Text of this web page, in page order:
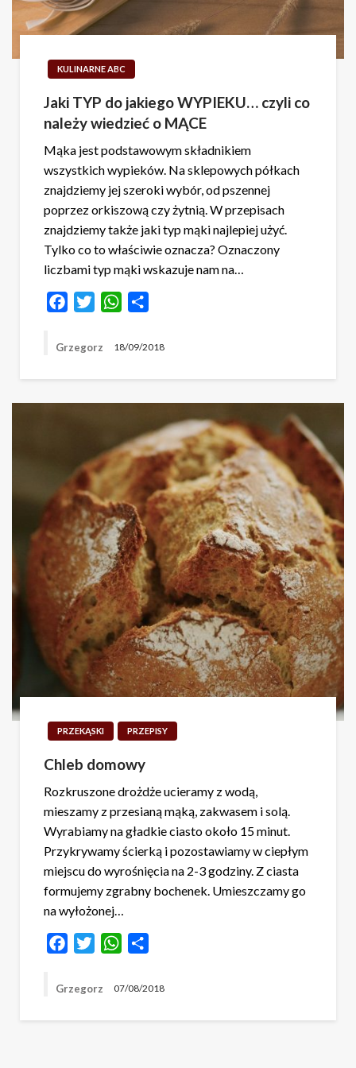
KULINARNE ABC
Jaki TYP do jakiego WYPIEKU… czyli co
należy wiedzieć o MĄCE
Mąka jest podstawowym składnikiem
wszystkich wypieków. Na sklepowych półkach
znajdziemy jej szeroki wybór, od pszennej
poprzez orkiszową czy żytnią. W przepisach
znajdziemy także jaki typ mąki najlepiej użyć.
Tylko co to właściwie oznacza? Oznaczony
liczbami typ mąki wskazuje nam na…
FacebookTwitterWhatsApp
Grzegorz 18/09/2018
PRZEKĄSKI PRZEPISY
Chleb domowy
Rozkruszone drożdże ucieramy z wodą,
mieszamy z przesianą mąką, zakwasem i solą.
Wyrabiamy na gładkie ciasto około 15 minut.
Przykrywamy ścierką i pozostawiamy w ciepłym
miejscu do wyrośnięcia na 2-3 godziny. Z ciasta
formujemy zgrabny bochenek. Umieszczamy go
na wyłożonej…
FacebookTwitterWhatsApp
Grzegorz 07/08/2018